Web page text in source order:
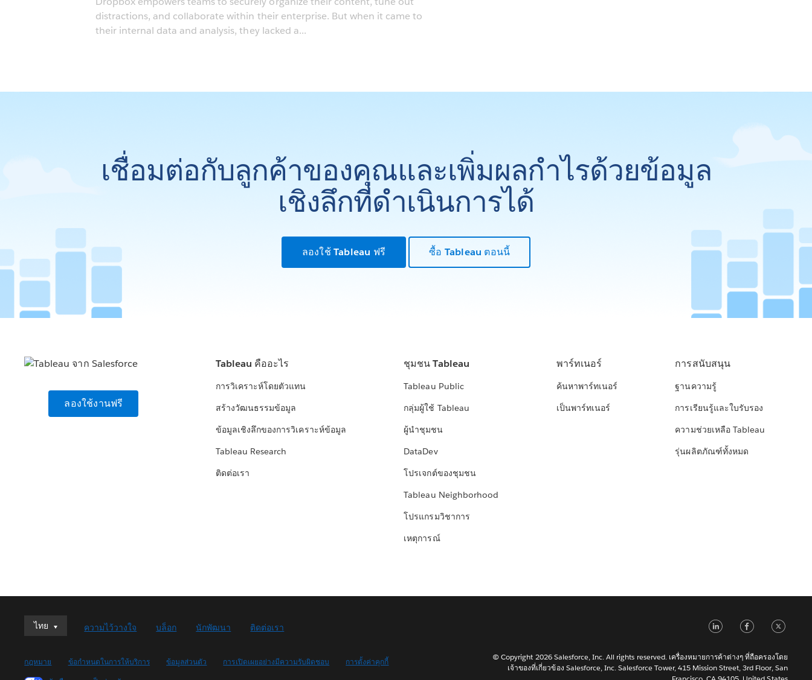
distractions, and collaborate within their enterprise. But when it came to
their internal data and analysis, they lacked a...
เชื่อมต่อกับลูกค้าของคุณและเพิ่มผลกำไรด้วยข้อมูล
เชิงลึกที่ดำเนินการได้
ลองใช้ Tableau ฟรี ซื้อ Tableau ตอนนี้
ลองใช้งานฟรี
Tableau คืออะไร
การวิเคราะห์โดยตัวแทน
สร้างวัฒนธรรมข้อมูล
ข้อมูลเชิงลึกของการวิเคราะห์ข้อมูล
Tableau Research
ติดต่อเรา
ชุมชน Tableau
Tableau Public
กลุ่มผู้ใช้ Tableau
ผู้นำชุมชน
DataDev
โปรเจกต์ของชุมชน
Tableau Neighborhood
โปรแกรมวิชาการ
เหตุการณ์
พาร์ทเนอร์
ค้นหาพาร์ทเนอร์
เป็นพาร์ทเนอร์
การสนับสนุน
ฐานความรู้
การเรียนรู้และใบรับรอง
ความช่วยเหลือ Tableau
รุ่นผลิตภัณฑ์ทั้งหมด
ไทย
ไทย
English (UK)
English (US)
ความไว้วางใจ บล็อก นักพัฒนา ติดต่อเรา
กฎหมาย ข้อกำหนดในการให้บริการ ข้อมูลส่วนตัว การเปิดเผยอย่างมีความรับผิดชอบ
การตั้งค่าคุกกี้
LinkedIn
© Copyright 2026 Salesforce, Inc. All rights reserved. เครื่องหมายการค้าต่างๆ ที่ถือครองโดย
เจ้าของที่เกี่ยวข้อง Salesforce, Inc. Salesforce Tower, 415 Mission Street, 3rd Floor, San